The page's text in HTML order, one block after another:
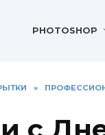
PHOTOSHOP
»